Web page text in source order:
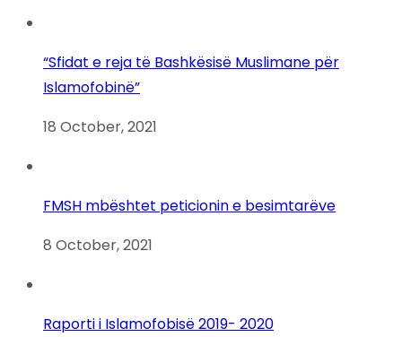
“Sfidat e reja të Bashkësisë Muslimane për
Islamofobinë”
18 October, 2021
FMSH mbështet peticionin e besimtarëve
8 October, 2021
Raporti i Islamofobisë 2019- 2020